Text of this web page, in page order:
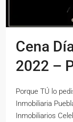
Cena
2022 –
Porque TÚ lo
Inmobiliaria
Inmobiliarios